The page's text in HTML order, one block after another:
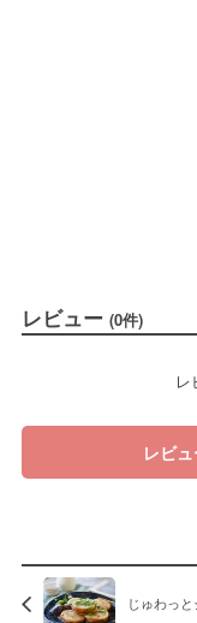
レビュー (0件)
レ
レビ
じゅわっ